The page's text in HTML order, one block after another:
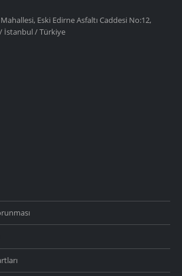
Eski Edirne Asfaltı Caddesi No:12,
/ İstanbul / Türkiye